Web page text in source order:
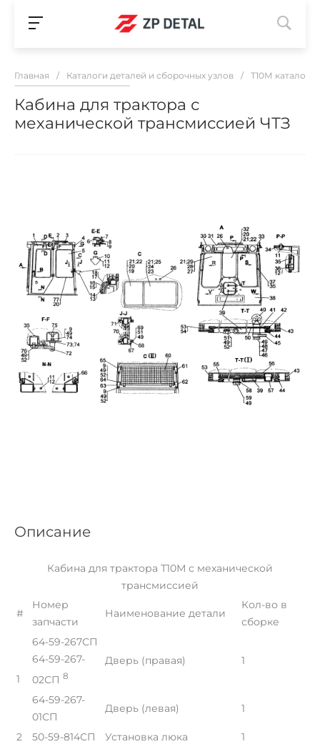
Главная / Каталоги деталей и сборочных узлов / Т10М каталог
Кабина для трактора с
механической трансмиссией ЧТЗ
Описание
Кабина для трактора Т10М с механической
трансмиссией
#
Номер
запчасти
Наименование детали
Кол-во в
сборке
1
64-59-267СП
64-59-267-
02СП 8
Дверь (правая) 1
64-59-267-
01СП
Дверь (левая) 1
2 50-59-814СП Установка люка
1